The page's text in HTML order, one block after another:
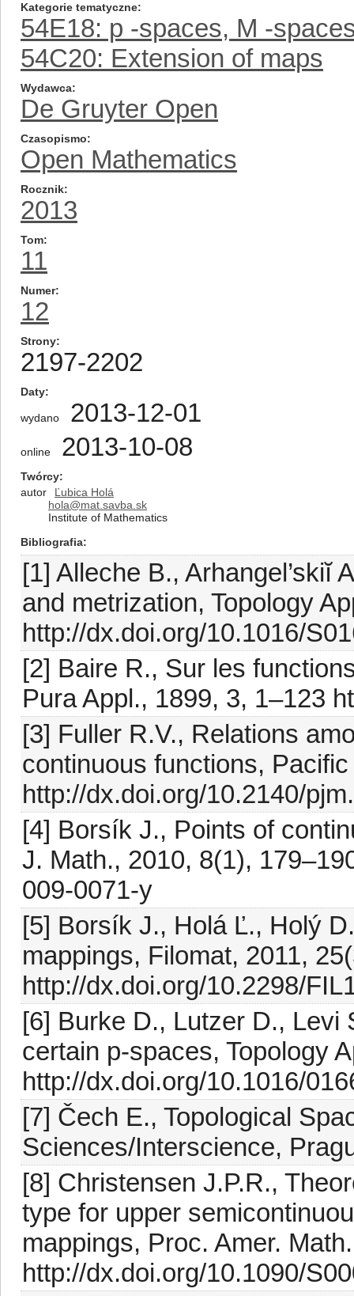
Kategorie tematyczne
54E18: p -spaces, M -
54C20: Extension of maps
Wydawca
De Gruyter Open
Czasopismo
Open Mathematics
Rocznik
2013
Tom
11
Numer
12
Strony
2197-2202
Daty
wydano 2013-12-01
online 2013-10-08
Twórcy
autor
Ľubica Holá
hola@mat.savba.sk
Institute of Mathematics
Bibliografia
[1] Alleche B., Arhangel’skiĭ
and metrization, Topology
http://dx.doi.org/10.1016/
[2] Baire R., Sur les
Pura Appl., 1899, 3, 1–123
[3] Fuller R.V., Relations
continuous functions,
http://dx.doi.org/10.2140/
[4] Borsík J., Points of
J. Math., 2010, 8(1),
009-0071-y
[5] Borsík J., Holá Ľ., Holý
mappings, Filomat, 2011,
http://dx.doi.org/10.2298/
[6] Burke D., Lutzer D., Levi
certain p-spaces, Topology
http://dx.doi.org/10.1016/
[7] Čech E., Topological
Sciences/Interscience,
[8] Christensen J.P.R.,
type for upper
mappings, Proc. Amer.
http://dx.doi.org/10.1090/